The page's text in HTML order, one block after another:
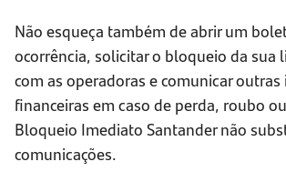
Não esqueça também de abrir um
ocorrência, solicitar o bloqueio da sua
com as operadoras e comunicar
financeiras em caso de perda, roubo
Bloqueio Imediato Santander não
comunicações.